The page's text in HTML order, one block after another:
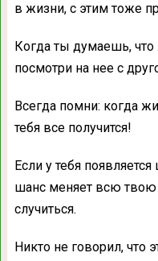
в жизни, с этим тоже
Когда ты думаешь, что
посмотри на нее с
Всегда помни: когда
тебя все получится!
Если у тебя
шанс меняет всю твою
случиться.
Никто не говорил, что